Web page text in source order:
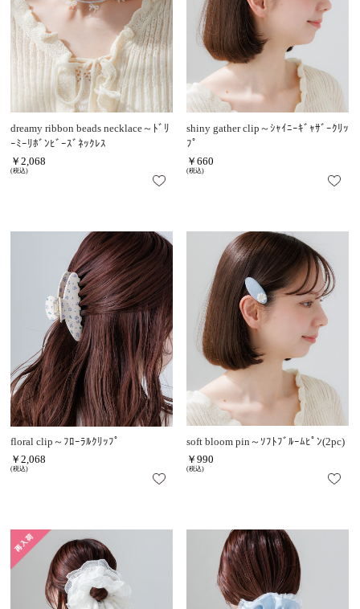
dreamy ribbon beads necklace～ﾄﾞﾘ
ｰﾐｰﾘﾎﾞﾝﾋﾞｰｽﾞﾈｯｸﾚｽ
￥2,068
(税込)
shiny gather clip～ｼｬｲﾆｰｷﾞｬｻﾞｰｸﾘｯ
ﾌﾟ
￥660
(税込)
floral clip～ﾌﾛｰﾗﾙｸﾘｯﾌﾟ
￥2,068
(税込)
soft bloom pin～ｿﾌﾄﾌﾞﾙｰﾑﾋﾟﾝ(2pc)
￥990
(税込)